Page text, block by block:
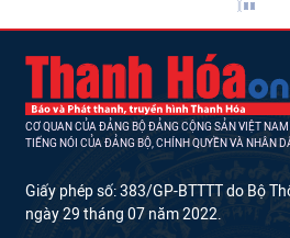
CƠ QUAN CỦA ĐẢNG BỘ ĐẢNG CỘNG SẢN VIỆT
TIẾNG NÓI CỦA ĐẢNG BỘ, CHÍNH QUYỀN VÀ NHÂN
Giấy phép số: 383/GP-BTTTT do Bộ
ngày 29 tháng 07 năm 2022.